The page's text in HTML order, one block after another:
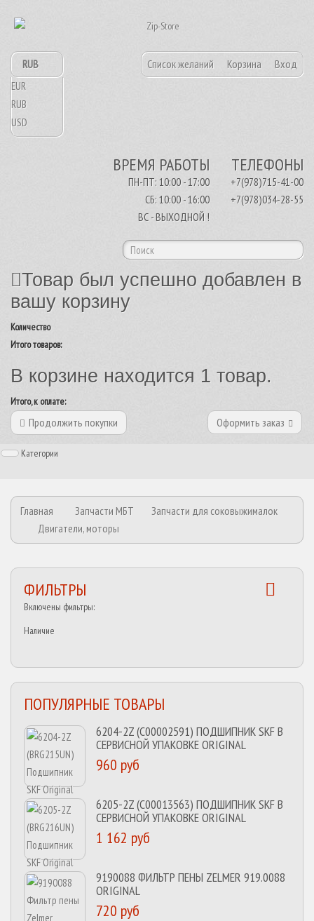
Список желаний Корзина Вход
RUB
EUR
RUB
USD
ТЕЛЕФОНЫ
+7(978)715-41-00
+7(978)034-28-55
ВРЕМЯ РАБОТЫ
ПН-ПТ: 10:00 - 17:00
СБ: 10:00 - 16:00
ВС - ВЫХОДНОЙ !
Товар был успешно добавлен в
вашу корзину
Количество
Итого товаров:
В корзине находится 1 товар.
Итого, к оплате:
Продолжить покупки Оформить заказ
Категории
Главная Запчасти МБТ
Запчасти для соковыжималок
Двигатели, моторы
ФИЛЬТРЫ
Включены фильтры:
Наличие
ПОПУЛЯРНЫЕ ТОВАРЫ
6204-2Z (C00002591) ПОДШИПНИК SKF В
СЕРВИСНОЙ УПАКОВКЕ ORIGINAL
960 руб
6205-2Z (C00013563) ПОДШИПНИК SKF В
СЕРВИСНОЙ УПАКОВКЕ ORIGINAL
1 162 руб
9190088 ФИЛЬТР ПЕНЫ ZELMER 919.0088
ORIGINAL
720 руб